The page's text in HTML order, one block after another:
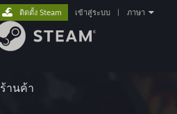
ร้านค้า
ติดตั้ง Steam เข้าสู่ระบบ ภาษา